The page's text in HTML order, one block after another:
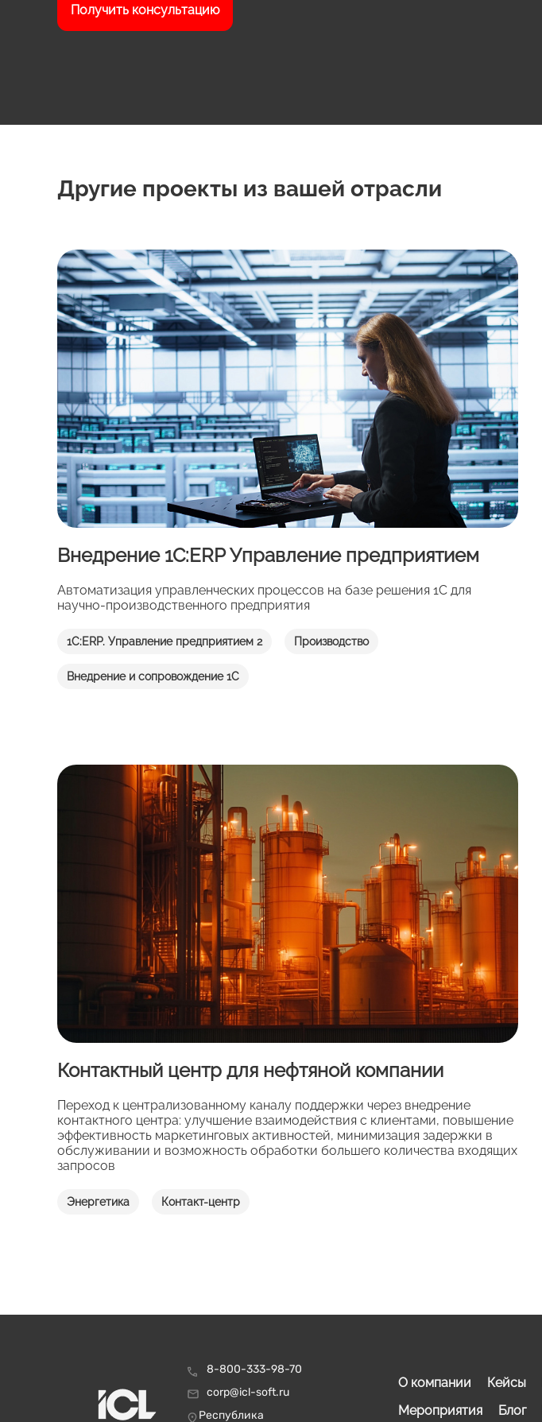
Получить консультацию
Другие проекты из вашей отрасли
Внедрение 1С:ERP Управление предприятием
Автоматизация управленческих процессов на базе решения 1С для
научно-производственного предприятия
1С:ERP. Управление предприятием 2 Производство
Внедрение и сопровождение 1С
Контактный центр для нефтяной компании
Переход к централизованному каналу поддержки через внедрение
контактного центра: улучшение взаимодействия с клиентами, повышение
эффективность маркетинговых активностей, минимизация задержки в
обслуживании и возможность обработки большего количества входящих
запросов
Энергетика Контакт-центр
8-800-333-98-70
corp@icl-soft.ru
Республика
О компании Кейсы
Мероприятия
Блог